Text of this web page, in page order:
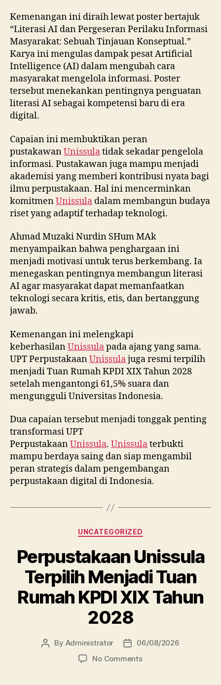
Kemenangan ini diraih lewat poster bertajuk
“Literasi AI dan Pergeseran Perilaku Informasi
Masyarakat: Sebuah Tinjauan Konseptual.”
Karya ini mengulas dampak pesat Artificial
Intelligence (AI) dalam mengubah cara
masyarakat mengelola informasi. Poster
tersebut menekankan pentingnya penguatan
literasi AI sebagai kompetensi baru di era
digital.
Capaian ini membuktikan peran
pustakawanUnissulatidak sekadar pengelola
informasi. Pustakawan juga mampu menjadi
akademisi yang memberi kontribusi nyata bagi
ilmu perpustakaan. Hal ini mencerminkan
komitmenUnissula dalam membangun budaya
riset yang adaptif terhadap teknologi.
Ahmad Muzaki Nurdin SHum MAk
menyampaikan bahwa penghargaan ini
menjadi motivasi untuk terus berkembang. Ia
menegaskan pentingnya membangun literasi
AI agar masyarakat dapat memanfaatkan
teknologi secara kritis, etis, dan bertanggung
jawab.
Kemenangan ini melengkapi
keberhasilanUnissulapada ajang yang sama.
UPT PerpustakaanUnissulajuga resmi terpilih
menjadi Tuan Rumah KPDI XIX Tahun 2028
setelah mengantongi 61,5% suara dan
mengungguli Universitas Indonesia.
Dua capaian tersebut menjadi tonggak penting
transformasi UPT
PerpustakaanUnissula. Unissulaterbukti
mampu berdaya saing dan siap mengambil
peran strategis dalam pengembangan
perpustakaan digital di Indonesia.
Categories
UNCATEGORIZED
Perpustakaan Unissula
Terpilih Menjadi Tuan
Rumah KPDI XIX Tahun
2028
Post
By Administrator
Post
date
06/08/2026
No Commentson